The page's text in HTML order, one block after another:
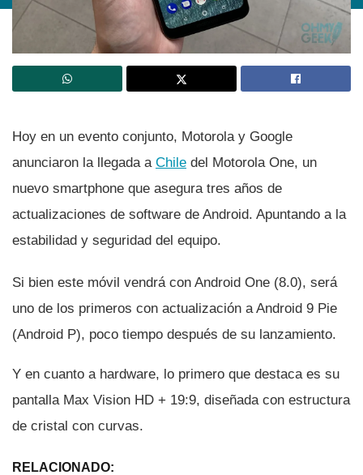
Hoy en un evento conjunto, Motorola y Google
anunciaron la llegada a Chile del Motorola One, un
nuevo smartphone que asegura tres años de
actualizaciones de software de Android. Apuntando a la
estabilidad y seguridad del equipo.
Si bien este móvil vendrá con Android One (8.0), será
uno de los primeros con actualización a Android 9 Pie
(Android P), poco tiempo después de su lanzamiento.
Y en cuanto a hardware, lo primero que destaca es su
pantalla Max Vision HD + 19:9, diseñada con estructura
de cristal con curvas.
RELACIONADO: